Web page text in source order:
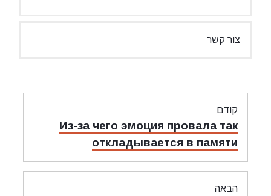
צור קשר
ניווט
קודם
מאמר
קודם:
Из-за чего эмоция провала так
откладывается в памяти
הבאה